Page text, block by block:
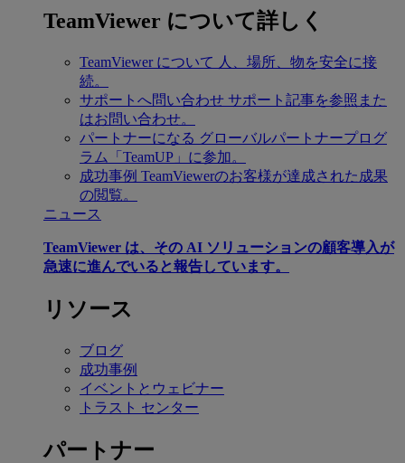
TeamViewer について詳しく
TeamViewer について 人、場所、物を安全に接
続。
サポートへ問い合わせ サポート記事を参照また
はお問い合わせ。
パートナーになる グローバルパートナープログ
ラム「TeamUP」に参加。
成功事例 TeamViewerのお客様が達成された成果
の閲覧。
ニュース
TeamViewer は、その AI ソリューションの顧客導入が
急速に進んでいると報告しています。
リソース
ブログ
成功事例
イベントとウェビナー
トラスト センター
パートナー